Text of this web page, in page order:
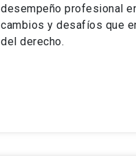
desempeño profesional
cambios y desafíos que
del derecho.